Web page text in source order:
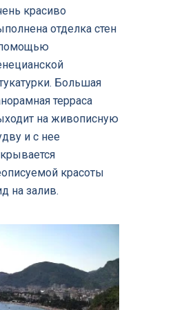
красиво
отделка стен
Большая
терраса
на живописную
и с нее
красоты
на залив.